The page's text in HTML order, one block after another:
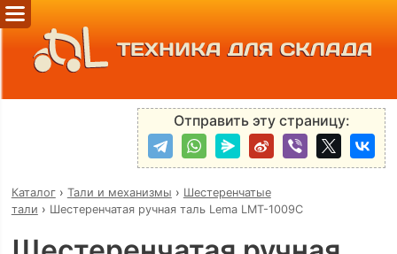
ТЕХНИКА ДЛЯ СКЛАДА
Отправить эту страницу:
Каталог› Тали и механизмы › Шестеренчатые
тали › Шестеренчатая ручная таль Lema LMT-1009C